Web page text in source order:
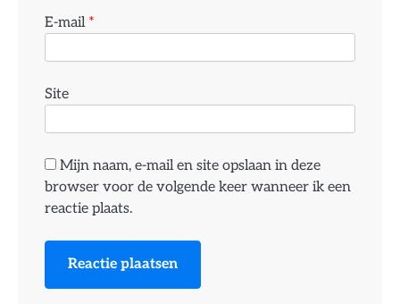
E-mail *
Site
Mijn naam, e-mail en site opslaan in deze
browser voor de volgende keer wanneer ik een
reactie plaats.